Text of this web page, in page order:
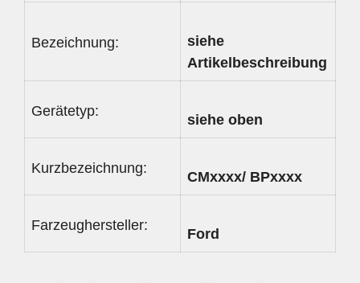
Bezeichnung:
siehe
Artikelbeschreibung
Gerätetyp:
siehe oben
Kurzbezeichnung:
CMxxxx/ BPxxxx
Farzeughersteller:
Ford